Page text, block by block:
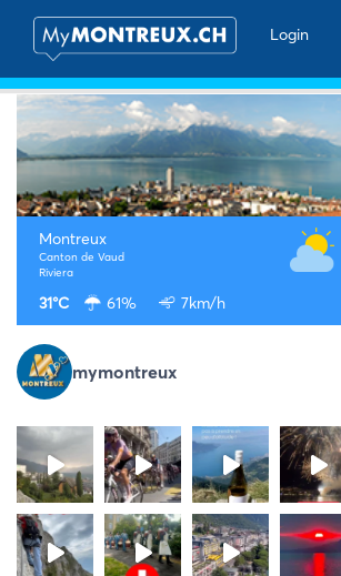
Login
Montreux
Canton de Vaud
Riviera
31°C 61% 7km/h
mymontreux